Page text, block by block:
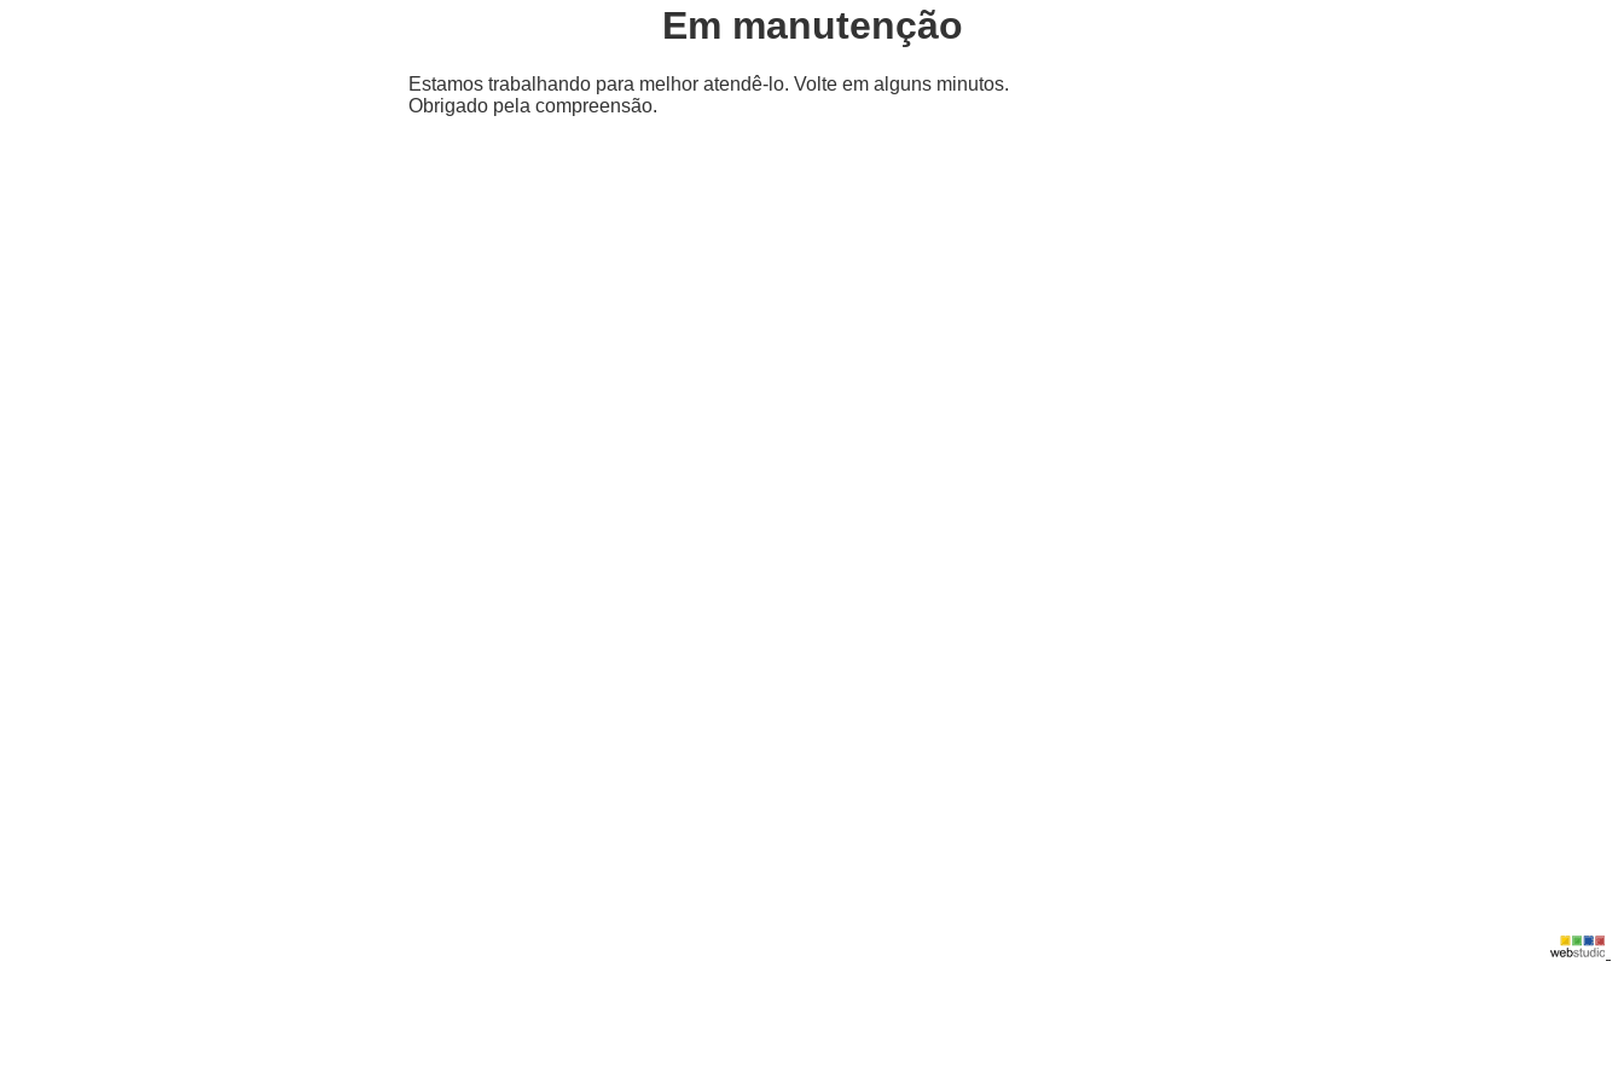
Em manutenção
Estamos trabalhando para melhor atendê-lo. Volte em alguns minutos.
Obrigado pela compreensão.